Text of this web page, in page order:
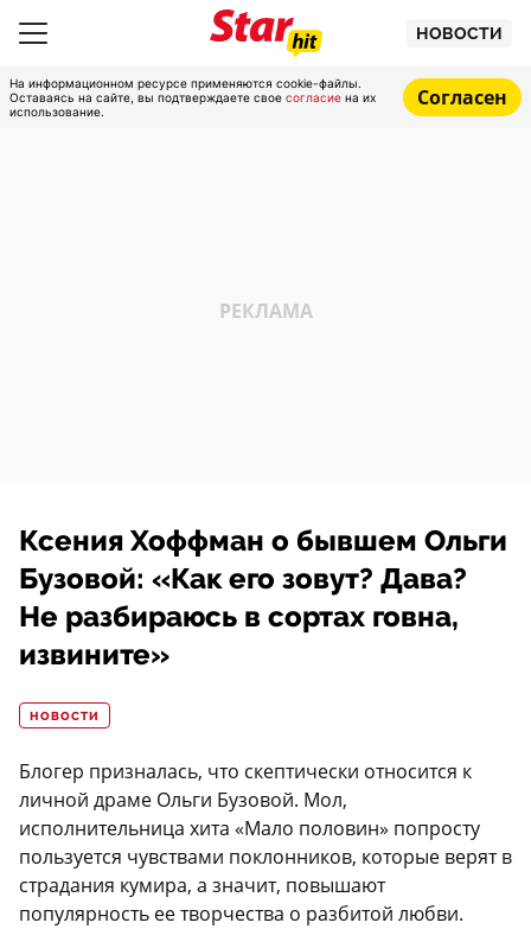
НОВОСТИ
На информационном ресурсе применяются cookie-файлы.
Оставаясь на сайте, вы подтверждаете свое согласие на их
использование.
Согласен
Ксения Хоффман о бывшем Ольги
Бузовой: «Как его зовут? Дава?
Не разбираюсь в сортах говна,
извините»
НОВОСТИ
Блогер призналась, что скептически относится к
личной драме Ольги Бузовой. Мол,
исполнительница хита «Мало половин» попросту
пользуется чувствами поклонников, которые верят в
страдания кумира, а значит, повышают
популярность ее творчества о разбитой любви.